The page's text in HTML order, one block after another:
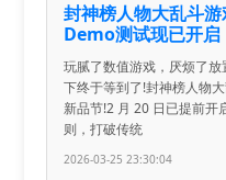
封神榜人物大乱斗
Demo测试现已开启
玩腻了数值游戏，厌烦了
下终于等到了!封神榜人物
新品节!2 月 20 日已提前开
则，打破传统
2026-03-25 23:30:04